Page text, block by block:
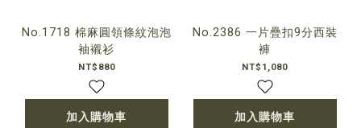
No.1718 棉麻圓領條紋泡泡
袖襯衫
NT$880
加入購物車
No.2386 一片疊扣9分西裝
褲
NT$1,080
加入購物車